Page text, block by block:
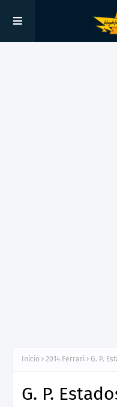
Inicio 2014 Ferrari G. P.
G. P.